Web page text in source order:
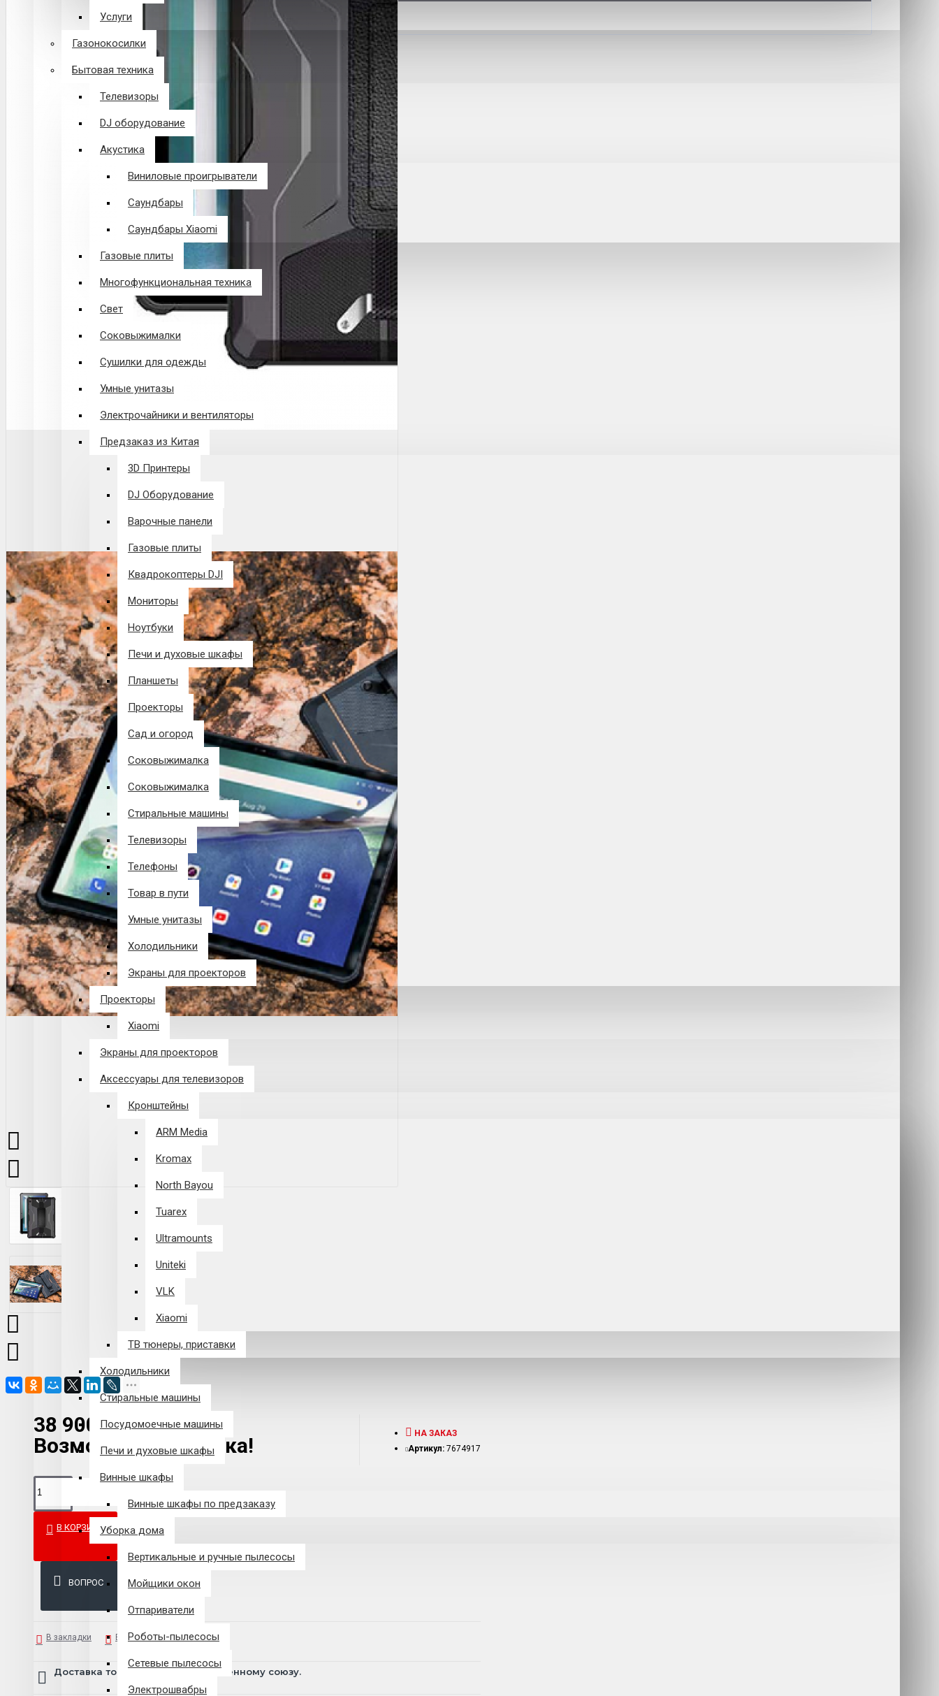
Услуги
Газонокосилки
Бытовая техника
Телевизоры
DJ оборудование
Акустика
Виниловые проигрыватели
Саундбары
Саундбары Xiaomi
Газовые плиты
Многофункциональная техника
Свет
Соковыжималки
Сушилки для одежды
Умные унитазы
Электрочайники и вентиляторы
Предзаказ из Китая
3D Принтеры
DJ Оборудование
Варочные панели
Газовые плиты
Квадрокоптеры DJI
Мониторы
Ноутбуки
Печи и духовые шкафы
Планшеты
Проекторы
Сад и огород
Соковыжималка
Соковыжималка
Стиральные машины
Телевизоры
Телефоны
Товар в пути
Умные унитазы
Холодильники
Экраны для проекторов
Проекторы
Xiaomi
Экраны для проекторов
Аксессуары для телевизоров
Кронштейны
ARM Media
Kromax
North Bayou
Tuarex
Ultramounts
Uniteki
VLK
Xiaomi
ТВ тюнеры, приставки
Холодильники
Стиральные машины
Посудомоечные машины
Печи и духовые шкафы
Винные шкафы
Винные шкафы по предзаказу
Уборка дома
Вертикальные и ручные пылесосы
Мойщики окон
Отпариватели
Роботы-пылесосы
Сетевые пылесосы
Электрошвабры
38 900 р.
Возможна рассрочка!
НА ЗАКАЗ
Артикул: 7674917
В КОРЗИНУ
ВОПРОС
В закладки В сравнение
Доставка товара по всему Таможенному союзу.